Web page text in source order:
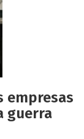
empresas
guerra